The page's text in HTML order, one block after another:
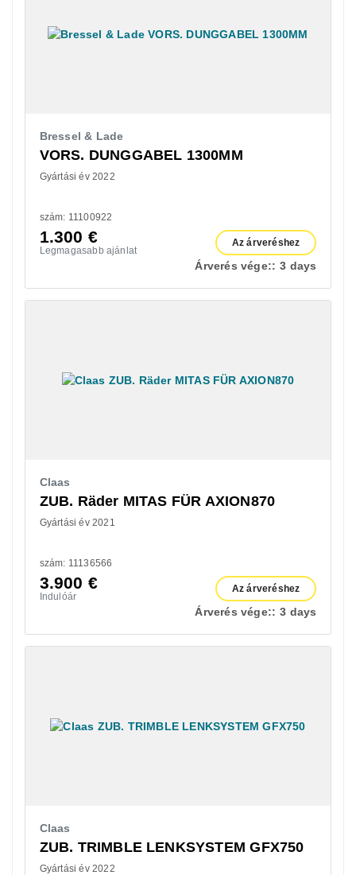
Bressel & Lade
VORS. DUNGGABEL 1300MM
Gyártási év 2022
szám: 11100922
1.300 €
Legmagasabb ajánlat
Az árveréshez
Árverés vége:: 3 days
Claas
ZUB. Räder MITAS FÜR AXION870
Gyártási év 2021
szám: 11136566
3.900 €
Indulóár
Az árveréshez
Árverés vége:: 3 days
Claas
ZUB. TRIMBLE LENKSYSTEM GFX750
Gyártási év 2022